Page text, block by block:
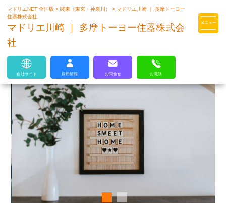
マドリエはLIXILの厳しい基準を
マドリエNET 全国版> 関東（東京・神奈川）>マドリエ川崎 ｜ 多摩トーヨー
住器株式会社
マドリエ川崎 ｜ 多摩トーヨー住器株式会
社
自社サイト 採用情報 お問合せ お電話